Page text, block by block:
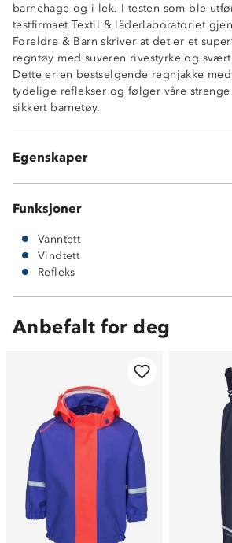
barnehage og i lek. I testen som ble
testfirmaet Textil & läderlaboratoriet
Foreldre & Barn skriver at det er et
regntøy med suveren rivestyrke og
Dette er en bestselgende regnjakke
tydelige reflekser og følger våre
sikkert barnetøy.
Egenskaper
Vindtett
Vanntett (30 000 mm vannsøyle)
Høy rive- og slitestyrke
Stormklaff
Avtagbar hette for økt sikkerhet
Refleksbånd
Jakken har ingen lommer
Funksjoner
Vanntett
Vindtett
Refleks
Anbefalt for deg